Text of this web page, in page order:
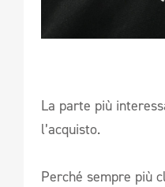
La parte più
l’acquisto.
Perché sempre più